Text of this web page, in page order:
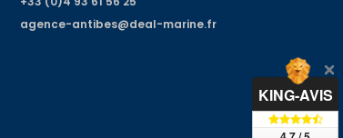
agence-antibes@deal-marine.fr
KING-AVIS